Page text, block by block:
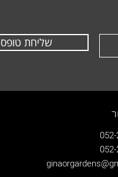
שליחת טופס